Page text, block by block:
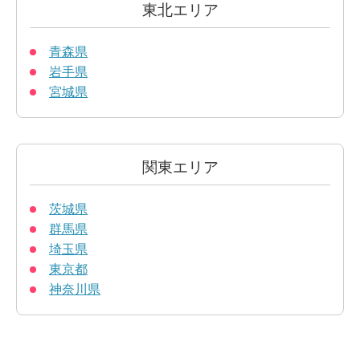
東北エリア
青森県
岩手県
宮城県
関東エリア
茨城県
群馬県
埼玉県
東京都
神奈川県